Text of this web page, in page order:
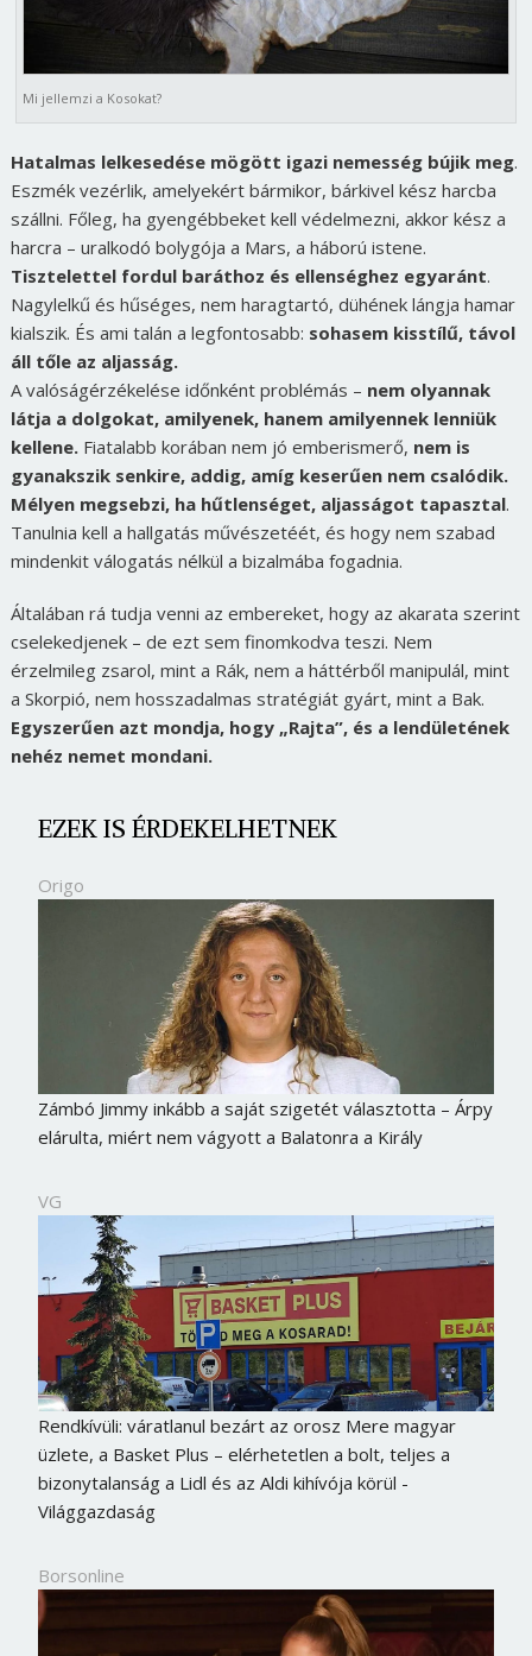
Mi jellemzi a Kosokat?
Hatalmas lelkesedése mögött igazi nemesség bújik meg.
Eszmék vezérlik, amelyekért bármikor, bárkivel kész harcba
szállni. Főleg, ha gyengébbeket kell védelmezni, akkor kész a
harcra – uralkodó bolygója a Mars, a háború istene.
Tisztelettel fordul baráthoz és ellenséghez egyaránt.
Nagylelkű és hűséges, nem haragtartó, dühének lángja hamar
kialszik. És ami talán a legfontosabb: sohasem kisstílű, távol
áll tőle az aljasság.
A valóságérzékelése időnként problémás – nem olyannak
látja a dolgokat, amilyenek, hanem amilyennek lenniük
kellene.Fiatalabb korában nem jó emberismerő, nem is
gyanakszik senkire, addig, amíg keserűen nem csalódik.
Mélyen megsebzi, ha hűtlenséget, aljasságot tapasztal.
Tanulnia kell a hallgatás művészetéét, és hogy nem szabad
mindenkit válogatás nélkül a bizalmába fogadnia.
Általában rá tudja venni az embereket, hogy az akarata szerint
cselekedjenek – de ezt sem finomkodva teszi. Nem
érzelmileg zsarol, mint a Rák, nem a háttérből manipulál, mint
a Skorpió, nem hosszadalmas stratégiát gyárt, mint a Bak.
Egyszerűen azt mondja, hogy „Rajta”, és a lendületének
nehéz nemet mondani.
EZEK IS ÉRDEKELHETNEK
Origo
Zámbó Jimmy inkább a saját szigetét választotta – Árpy
elárulta, miért nem vágyott a Balatonra a Király
VG
Rendkívüli: váratlanul bezárt az orosz Mere magyar
üzlete, a Basket Plus – elérhetetlen a bolt, teljes a
bizonytalanság a Lidl és az Aldi kihívója körül -
Világgazdaság
Borsonline